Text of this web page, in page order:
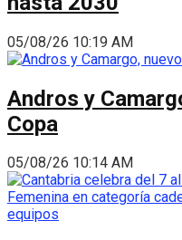
05/08/26 10:19 AM
Andros y
Copa
05/08/26 10:14 AM